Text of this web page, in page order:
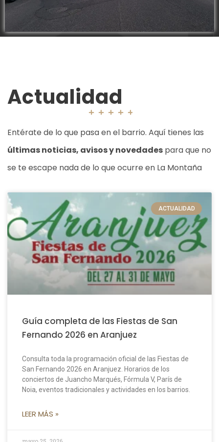
Actualidad
Entérate de lo que pasa en el barrio. Aquí tienes las
últimas noticias, avisos y novedades para que no
se te escape nada de lo que ocurre en La Montaña
ACTUALIDAD
Guía completa de las Fiestas de San
Fernando 2026 en Aranjuez
Consulta toda la programación oficial de las Fiestas de
San Fernando 2026 en Aranjuez. Horarios de los
conciertos de Juancho Marqués, Fórmula V, París de
Noia, eventos tradicionales y actividades en los barrios.
LEER MÁS »